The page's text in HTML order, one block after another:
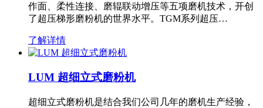
作面、柔性连接、磨辊联动增压等五项磨机技术，开创
了超压梯形磨粉机的世界水平。TGM系列超压…
了解详情
LUM 超细立式磨粉机
超细立式磨粉机是结合我们公司几年的磨机生产经验，